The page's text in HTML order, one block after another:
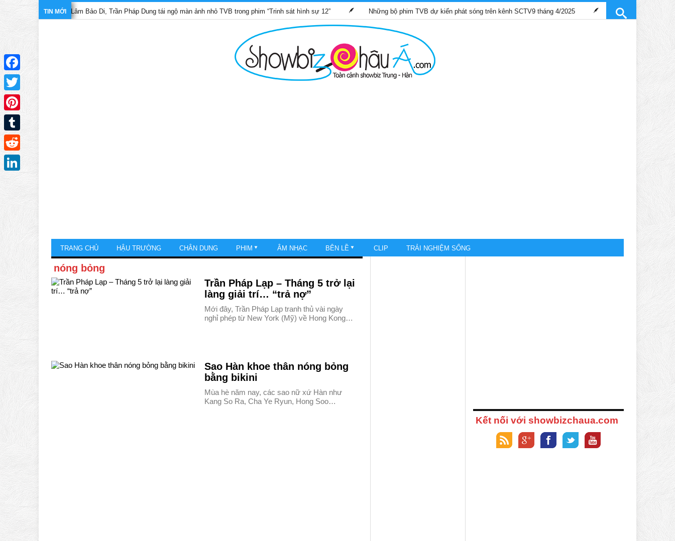
TIN MỚI
Lâm Bảo Di, Trần Pháp Dung tái ngộ màn ảnh nhỏ TVB trong phim “Trinh sát hình sự 12” Những bộ phim TVB dự kiến phát sóng trên kênh SCTV9 tháng 4/2025 Trần Gia Lạc và Trần Hiểu
TRANG CHỦ HẬU TRƯỜNG CHÂN DUNG PHIM ÂM NHẠC BÊN LỀ CLIP TRẢI NGHIỆM SỐNG
nóng bỏng
Trần Pháp Lạp – Tháng 5 trở lại
làng giải trí… “trả nợ”
Mới đây, Trần Pháp Lạp tranh thủ vài ngày
nghỉ phép từ New York (Mỹ) về Hong Kong…
Sao Hàn khoe thân nóng bỏng
bằng bikini
Mùa hè năm nay, các sao nữ xứ Hàn như
Kang So Ra, Cha Ye Ryun, Hong Soo…
Kết nối với showbizchaua.com
Facebook
Twitter
Pinterest
Tumblr
Reddit